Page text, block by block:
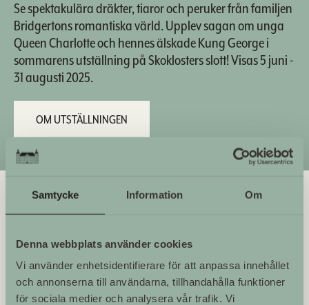
Samtycke Information Om
Denna webbplats använder cookies
Vi använder enhetsidentifierare för att anpassa innehållet
och annonserna till användarna, tillhandahålla funktioner
för sociala medier och analysera vår trafik. Vi
Se spektakulära dräkter, tiaror och peruker från familjen
Bridgertons romantiska värld. Upplev sagan om unga
Queen Charlotte och hennes älskade Kung George i
sommarens utställning på Skoklosters slott! Visas 5 juni -
31 augusti 2025.
OM UTSTÄLLNINGEN
Planera ditt besök